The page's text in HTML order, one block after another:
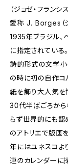
（ジョゼ・フランシ
愛称 J. Borges（
1935年ブラジル、
に指定されている
詩的形式の文学小
の時に初の自作コ
紙を飾り大人気を
30代半ばごろから
らず世界的にも認
のアトリエで版画
年にはユネスコ
連のカレンダーに